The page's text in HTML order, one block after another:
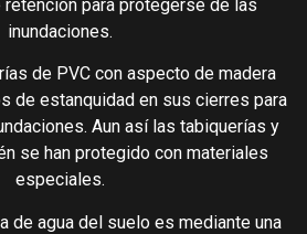
para protegerse de las
inundaciones.
de PVC con aspecto de madera
de estanquidad en sus cierres para
Aun así las tabiquerías y
se han protegido con materiales
especiales.
de agua del suelo es mediante una